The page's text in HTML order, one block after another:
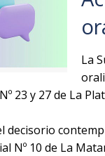
La
23 y 27 de La
decisorio
Nº 10 de La